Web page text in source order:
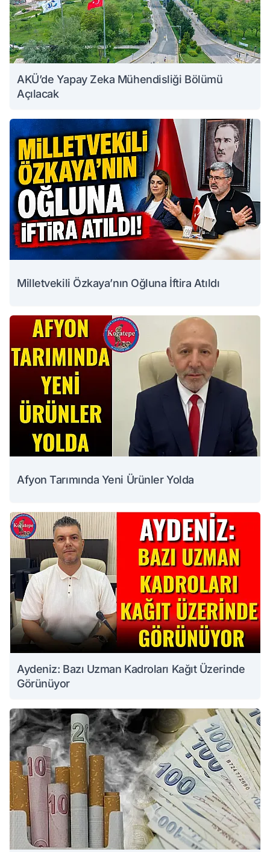
AKÜ’de Yapay Zeka Mühendisliği Bölümü
Açılacak
Milletvekili Özkaya’nın Oğluna İftira Atıldı
Afyon Tarımında Yeni Ürünler Yolda
Aydeniz: Bazı Uzman Kadroları Kağıt Üzerinde
Görünüyor